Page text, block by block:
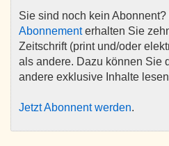
Sie sind noch kein Abonnent?
Abonnementerhalten Sie
Zeitschrift (print und/oder
als andere. Dazu können Sie
andere exklusive Inhalte
Jetzt Abonnent werden.